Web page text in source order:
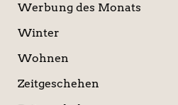
Werbung des Monats
Winter
Wohnen
Zeitgeschehen